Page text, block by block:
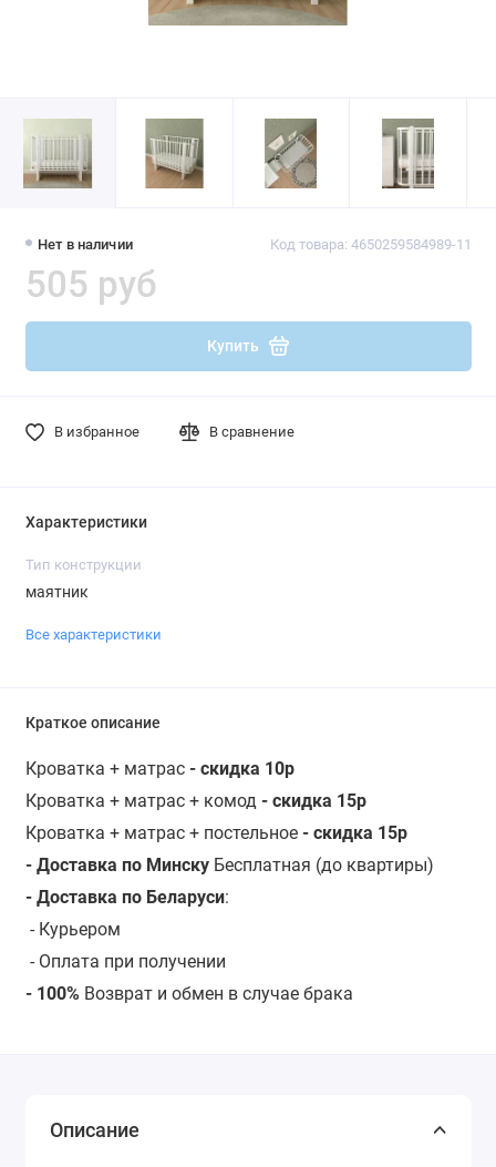
Нет в наличии Код товара: 4650259584989-11
505 руб
Купить
В избранное В сравнение
Характеристики
Тип конструкции
маятник
Все характеристики
Краткое описание
Кроватка + матрас - скидка 10р
Кроватка + матрас + комод - скидка 15р
Кроватка + матрас + постельное - скидка 15р
- Доставка по МинскуБесплатная (до квартиры)
- Доставка по Беларуси:
- Курьером
- Оплата при получении
- 100% Возврат и обмен в случае брака
Описание